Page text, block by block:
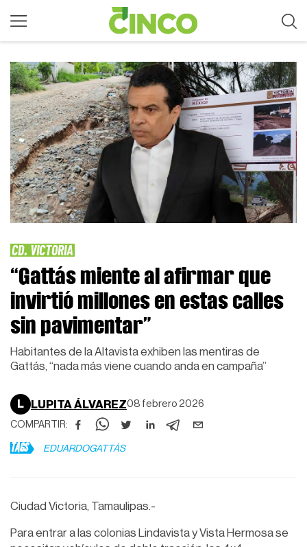
CD. VICTORIA
“Gattás miente al afirmar que
invirtió millones en estas calles
sin pavimentar”
Habitantes de la Altavista exhiben las mentiras de
Gattás, “nada más viene cuando anda en campaña”
L LUPITA ÁLVAREZ08 febrero 2026
COMPARTIR:
TAGS EDUARDOGATTÁS
Ciudad Victoria, Tamaulipas.-
Para entrar a las colonias Lindavista y Vista Hermosa se